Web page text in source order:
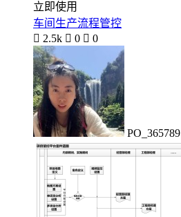
立即使用
车间生产流程管控
 2.5k  0  0
PO_365789